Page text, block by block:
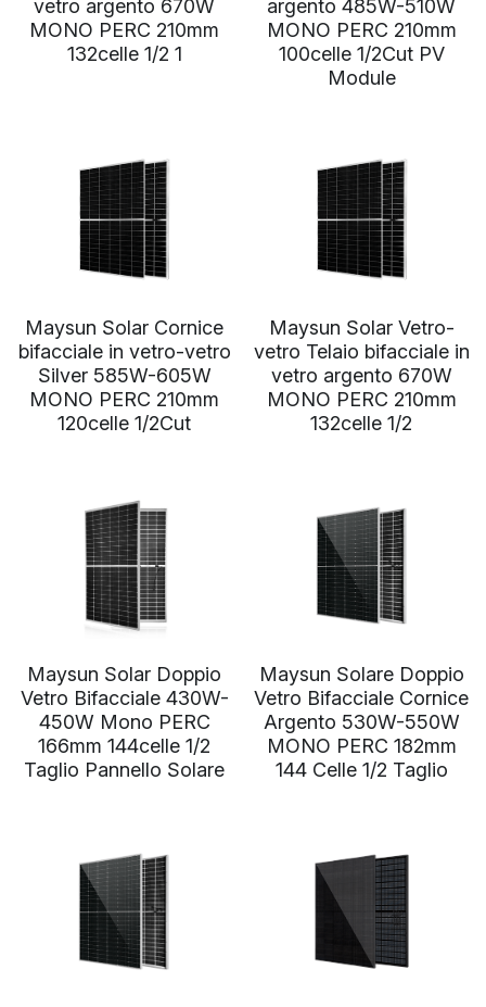
Tecnologia Bifacciale
Tecnologia TOPCon di Tipo N
Tecnologia di shingled
Offerta a Tempo
La politica del fotovoltaico
Tedesco
Portoghese
Francese
Polacco
Svezia
Russo
Arabo
Ceco
Inglese
Olandese
Ucraino
WhatsApp
vetro argento 670W
MONO PERC 210mm
132celle 1/2 1
argento 485W-510W
MONO PERC 210mm
100celle 1/2Cut PV
Module
Maysun Solar Cornice
bifacciale in vetro-vetro
Silver 585W-605W
MONO PERC 210mm
120celle 1/2Cut
Maysun Solar Vetro-
vetro Telaio bifacciale in
vetro argento 670W
MONO PERC 210mm
132celle 1/2
Maysun Solar Doppio
Vetro Bifacciale 430W-
450W Mono PERC
166mm 144celle 1/2
Taglio Pannello Solare
Maysun Solare Doppio
Vetro Bifacciale Cornice
Argento 530W-550W
MONO PERC 182mm
144 Celle 1/2 Taglio